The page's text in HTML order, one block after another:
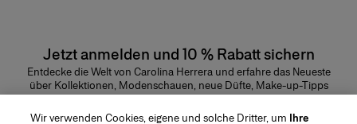
Jetzt anmelden und 10 % Rabatt sichern
Entdecke die Welt von Carolina Herrera und erfahre das Neueste
über Kollektionen, Modenschauen, neue Düfte, Make-up-Tipps
und vieles mehr.
E-Mail-Adresse
Wir verwenden Cookies, eigene und solche Dritter, um Ihre